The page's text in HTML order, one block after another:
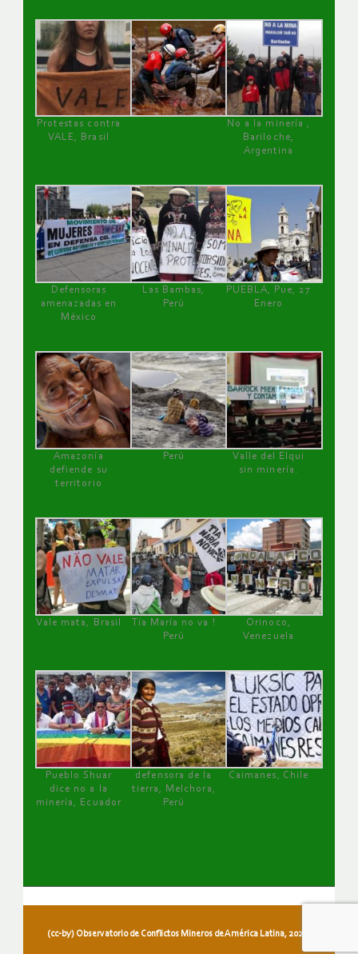
Protestas contra
VALE, Brasil
No a la minería ,
Bariloche,
Argentina
Defensoras
amenazadas en
México
Las Bambas,
Perú
PUEBLA, Pue, 27
Enero
Amazonía
defiende su
territorio
Perú
Valle del Elqui
sin minería.
Vale mata, Brasil
Tía María no va !
Perú
Orinoco,
Venezuela
Pueblo Shuar
dice no a la
minería, Ecuador
defensora de la
tierra, Melchora,
Perú
Caimanes, Chile
(cc-by) Observatorio de Conflictos Mineros de América Latina, 2026